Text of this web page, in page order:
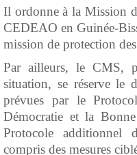
Il ordonne à la Mission
CEDEAO en Guinée-
mission de protection
Par ailleurs, le CMS,
situation, se réserve le
prévues par le
Démocratie et la
Protocole
compris des mesures